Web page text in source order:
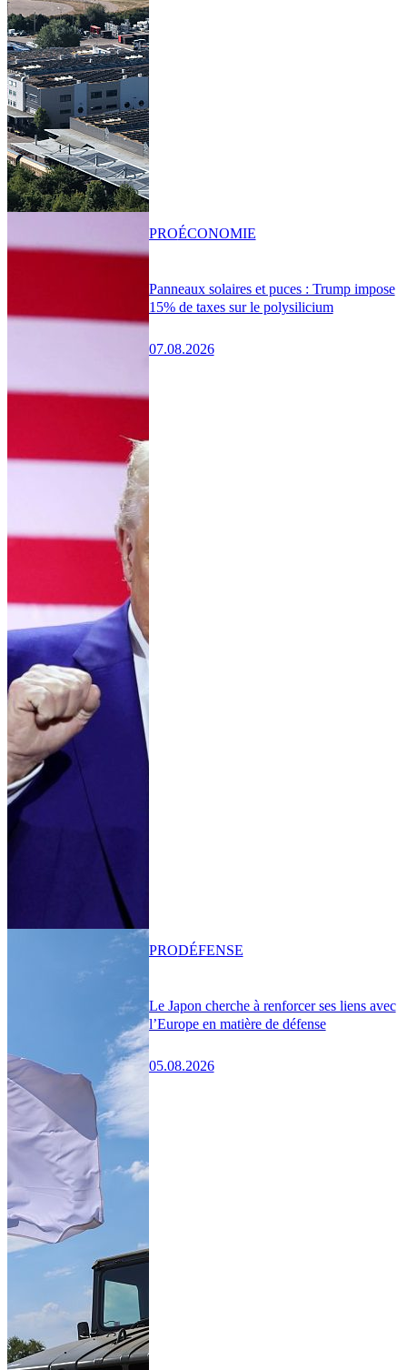
Panneaux solaires et puces : Trump impose
15% de taxes sur le polysilicium
07.08.2026
PROÉCONOMIE
Le Japon cherche à renforcer ses liens avec
l’Europe en matière de défense
05.08.2026
PRODÉFENSE